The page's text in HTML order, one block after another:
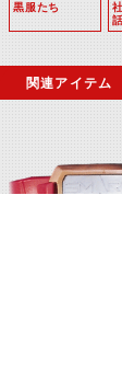
黒服たち
関連アイテム